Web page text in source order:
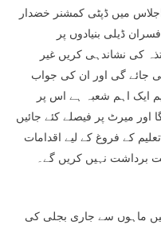
اجلاس میں ڈپٹی کمشنر خضدار
ڈیلی بنیادوں پر
کی نشاندہی کریں غیر
جائے گی اور ان کی جواب
ایک اہم شعبہ ہے اس پر
اور میرٹ پر فیصلے کئے جائیں
کے فروغ کے لیے اقدامات
برداشت نہیں کریں گے۔
شہر خضدار میں ماہوں سے جاری بجلی کی